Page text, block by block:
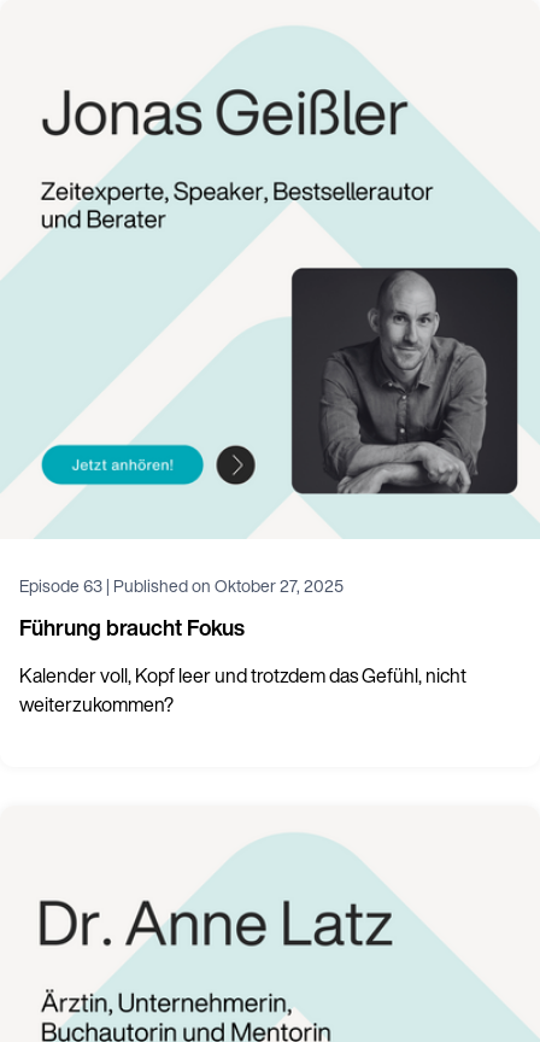
Episode63| Published onOktober 27, 2025
Führung braucht Fokus
Kalender voll, Kopf leer und trotzdem das Gefühl, nicht
weiterzukommen?